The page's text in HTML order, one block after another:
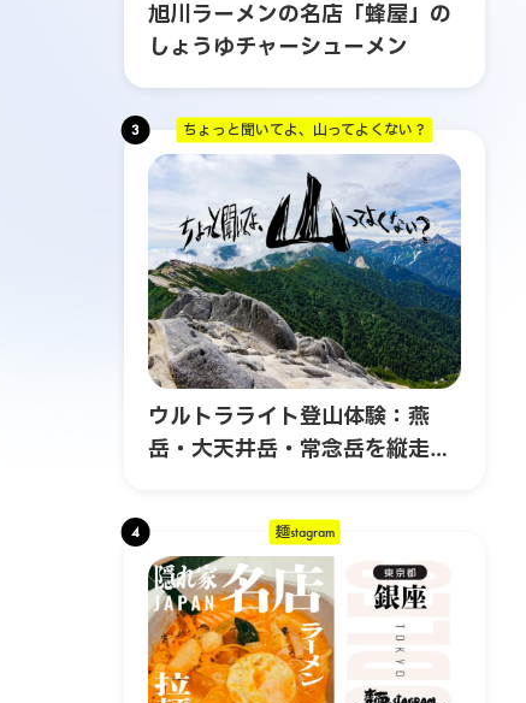
旭川ラーメンの名店「蜂屋」の
しょうゆチャーシューメン
3 ちょっと聞いてよ、山ってよくない？
ウルトラライト登山体験：燕
岳・大天井岳・常念岳を縦走す
4 麺stagram